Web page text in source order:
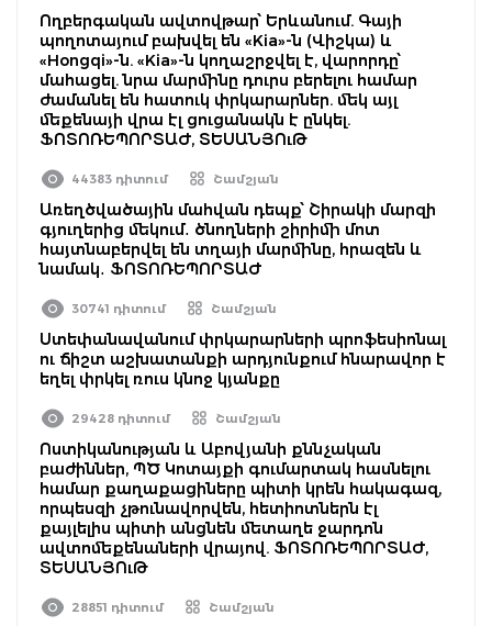
Ողբերգական ավտովթար՝ Երևանում. Գայի
պողոտայում բախվել են «Kia»-ն (Վիշկա) և
«Hongqi»-ն. «Kia»-ն կողաշրջվել է, վարորդը՝
մահացել. նրա մարմինը դուրս բերելու համար
ժամանել են հատուկ փրկարարներ. մեկ այլ
մեքենայի վրա էլ ցուցանակն է ընկել.
ՖՈՏՈՌԵՊՈՐՏԱԺ, ՏԵՍԱՆՅՈւԹ
44383 դիտում Շամշյան
Առեղծվածային մահվան դեպք՝ Շիրակի մարզի
գյուղերից մեկում․ ծնողների շիրիմի մոտ
հայտնաբերվել են տղայի մարմինը, հրազեն և
նամակ․ ՖՈՏՈՌԵՊՈՐՏԱԺ
30741 դիտում Շամշյան
Ստեփանավանում փրկարարների պրոֆեսիոնալ
ու ճիշտ աշխատանքի արդյունքում հնարավոր է
եղել փրկել ռուս կնոջ կյանքը
29428 դիտում Շամշյան
Ոստիկանության և Աբովյանի քննչական
բաժիններ, ՊԾ Կոտայքի գումարտակ հասնելու
համար քաղաքացիները պիտի կրեն հակագազ,
որպեսզի չթունավորվեն, հետիոտներն էլ
քայլելիս պիտի անցնեն մետաղե ջարդոն
ավտոմեքենաների վրայով. ՖՈՏՈՌԵՊՈՐՏԱԺ,
ՏԵՍԱՆՅՈւԹ
28851 դիտում Շամշյան